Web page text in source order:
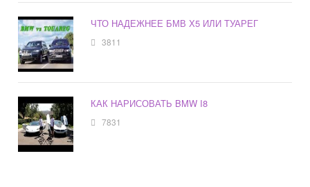
ЧТО НАДЕЖНЕЕ БМВ Х5 ИЛИ ТУАРЕГ
3811
КАК НАРИСОВАТЬ BMW I8
7831